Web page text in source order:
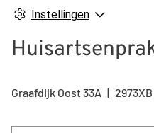
Instellingen
Graafdijk Oost33A 2973XB